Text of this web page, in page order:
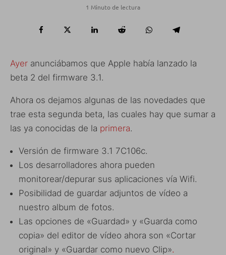
1 Minuto de lectura
Ayer anunciábamos que Apple había lanzado la
beta 2 del firmware 3.1.
Ahora os dejamos algunas de las novedades que
trae esta segunda beta, las cuales hay que sumar a
las ya conocidas de la primera.
Versión de firmware 3.1 7C106c.
Los desarrolladores ahora pueden
monitorear/depurar sus aplicaciones vía Wifi.
Posibilidad de guardar adjuntos de vídeo a
nuestro album de fotos.
Las opciones de «Guardad» y «Guarda como
copia» del editor de vídeo ahora son «Cortar
original» y «Guardar como nuevo Clip».